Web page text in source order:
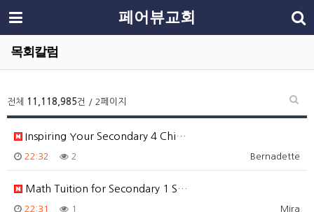
페어뷰교회
목회칼럼
전체 11,118,985건 / 2페이지
Inspiring Your Secondary 4 Chi…
Bernadette
22:32 2
Math Tuition for Secondary 1 S…
Mira
22:31 1